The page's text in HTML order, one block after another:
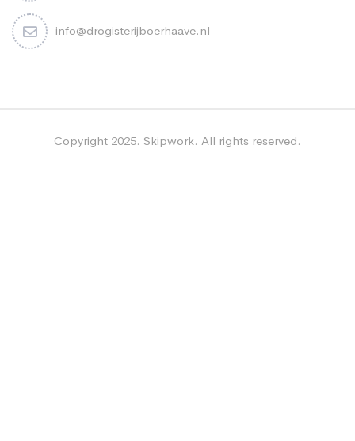
info@drogisterijboerhaave.nl
Copyright 2025. Skipwork. All rights reserved.